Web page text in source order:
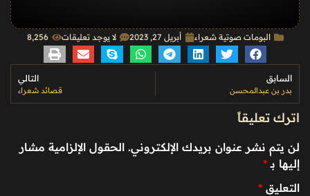
البومات صوتية شعراء أبريل 27, 2023 لا يوجد تعليقات 8٬256
السابق
بدر بن عبدالمحسن
التالي
قصائد شعراء
اترك تعليقاً
لن يتم نشر عنوان بريدك الإلكتروني. الحقول الإلزامية مشار
إليها بـ *
التعليق *